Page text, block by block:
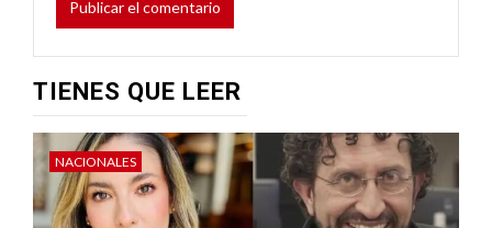
TIENES QUE LEER
NACIONALES